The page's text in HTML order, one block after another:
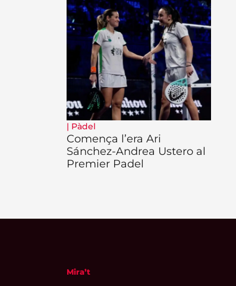
| Pàdel
Comença l’era Ari
Sánchez-Andrea Ustero al
Premier Padel
Mira’t